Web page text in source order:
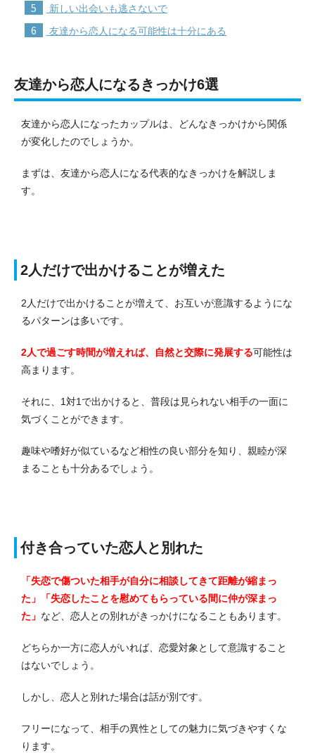
5 新しい出会いも逃さないで
6 友達から恋人になる可能性は十分にある
友達から恋人になるきっかけ6選
友達から恋人になったカップルは、どんなきっかけから関係
が変化したのでしょうか。
まずは、友達から恋人になる代表的なきっかけを解説しま
す。
2人だけで出かけることが増えた
2人だけで出かけることが増えて、お互いが意識するようにな
るパターンは多いです。
2人で過ごす時間が増えれば、自然と交際に発展する可能性は
高まります。
それに、1対1で出かけると、普段は見られない相手の一面に
気づくことができます。
趣味や嗜好が似ているなど相性の良い部分を知り、親睦が深
まることも十分あるでしょう。
付き合っていた恋人と別れた
「失恋で傷ついた相手が自分に相談してきて距離が縮まっ
た」「失恋したことを慰めてもらっている間に仲が深まっ
た」 など、恋人との別れがきっかけになることもあります。
どちらか一方に恋人がいれば、恋愛対象として意識すること
はないでしょう。
しかし、恋人と別れた場合は話が別です。
フリーになって、相手の異性としての魅力に気づきやすくな
ります。